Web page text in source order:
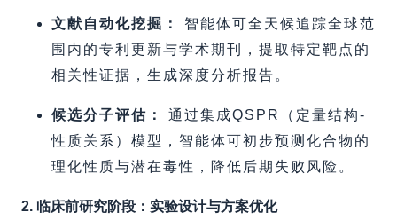
文献自动化挖掘：
智能体可全天候追踪全球范
围内的专利更新与学术期刊，提取特定靶点的
相关性证据，生成深度分析报告。
候选分子评估：
通过集成QSPR（定量结构-
性质关系）模型，智能体可初步预测化合物的
理化性质与潜在毒性，降低后期失败风险。
2. 临床前研究阶段：实验设计与方案优化